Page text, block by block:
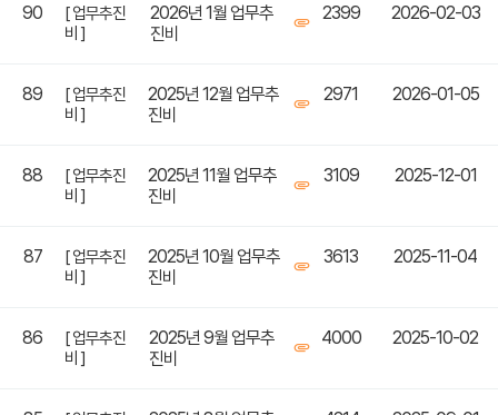
90
[ 업무추진
비 ]
2026년 1월 업무추
진비
2399 2026-02-03
89
[ 업무추진
비 ]
2025년 12월 업무추
진비
2971 2026-01-05
88
[ 업무추진
비 ]
2025년 11월 업무추
진비
3109 2025-12-01
87
[ 업무추진
비 ]
2025년 10월 업무추
진비
3613 2025-11-04
86
[ 업무추진
비 ]
2025년 9월 업무추
진비
4000 2025-10-02